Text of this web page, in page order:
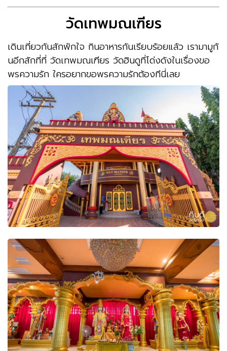
วัดเทพมณเฑียร
เดินเที่ยวกันสักพักใจ กินอาหารกันเรียบร้อยแล้ว เรามามูกั
นอีกสักที่ที่ วัดเทพมณเฑียร วัดฮินดูที่โด่งดังในเรื่องขอ
พรความรัก ใครอยากขอพรความรักต้องทีนี่เลย